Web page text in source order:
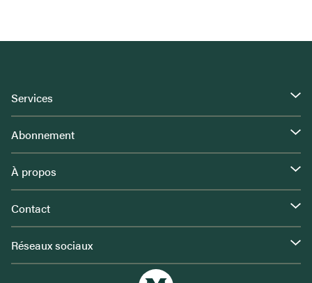
Services
Abonnement
À propos
Contact
Réseaux sociaux